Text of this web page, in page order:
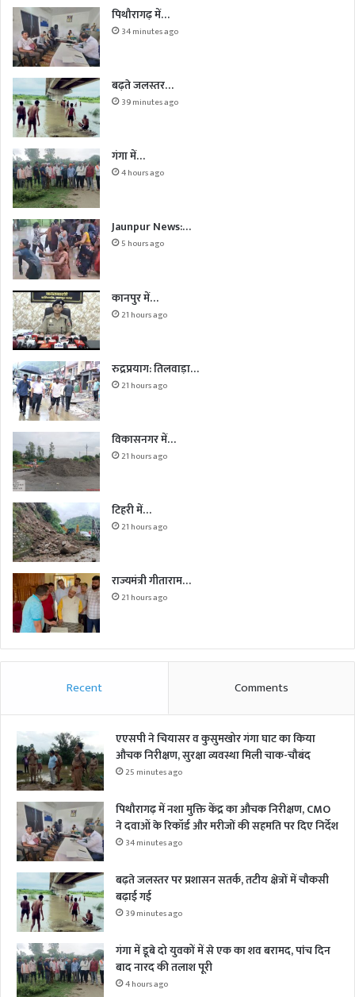
पिथौरागढ़ में…
34 minutes ago
बढ़ते जलस्तर…
39 minutes ago
गंगा में…
4 hours ago
Jaunpur News:…
5 hours ago
कानपुर में…
21 hours ago
रुद्रप्रयाग: तिलवाड़ा…
21 hours ago
विकासनगर में…
21 hours ago
टिहरी में…
21 hours ago
राज्यमंत्री गीताराम…
21 hours ago
Recent Comments
एएसपी ने चियासर व कुसुमखोर गंगा घाट का किया
औचक निरीक्षण, सुरक्षा व्यवस्था मिली चाक-चौबंद
25 minutes ago
पिथौरागढ़ में नशा मुक्ति केंद्र का औचक निरीक्षण, CMO
ने दवाओं के रिकॉर्ड और मरीजों की सहमति पर दिए निर्देश
34 minutes ago
बढ़ते जलस्तर पर प्रशासन सतर्क, तटीय क्षेत्रों में चौकसी
बढ़ाई गई
39 minutes ago
गंगा में डूबे दो युवकों में से एक का शव बरामद, पांच दिन
बाद नारद की तलाश पूरी
4 hours ago